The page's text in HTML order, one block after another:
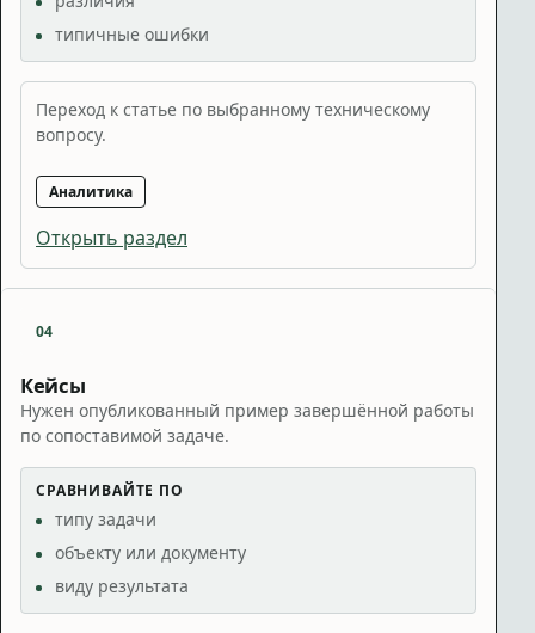
типичные ошибки
Переход к статье по выбранному техническому
вопросу.
Аналитика
Открыть раздел
04
Кейсы
Нужен опубликованный пример завершённой работы
по сопоставимой задаче.
СРАВНИВАЙТЕ ПО
типу задачи
объекту или документу
виду результата